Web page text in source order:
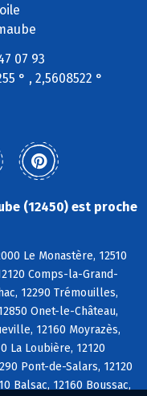
07 93
° , 2,5608522 °
(12450) est proche
Le Monastère, 12510
Comps-la-Grand-
12290 Trémouilles,
Onet-le-Château,
12160 Moyrazès,
La Loubière, 12120
Pont-de-Salars, 12120
Balsac, 12160 Boussac,